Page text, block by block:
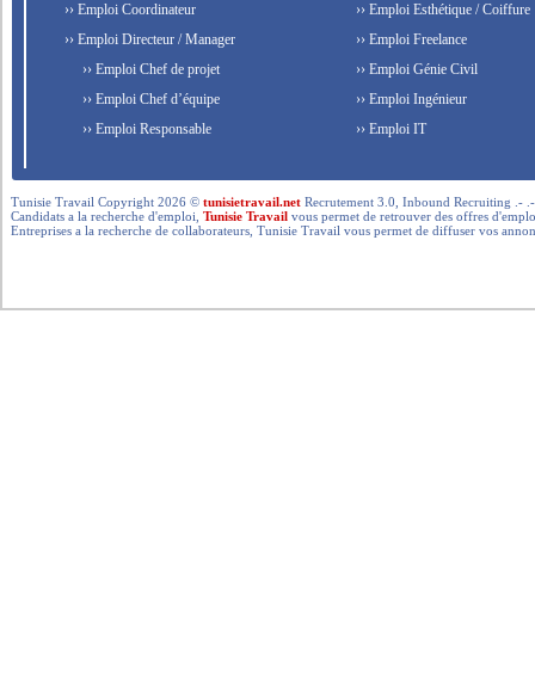
›› Emploi Coordinateur
›› Emploi Directeur / Manager
›› Emploi Chef de projet
›› Emploi Chef d’équipe
›› Emploi Responsable
›› Emploi Esthétique / Coiffure
›› Emploi Freelance
›› Emploi Génie Civil
›› Emploi Ingénieur
›› Emploi IT
Tunisie Travail Copyright 2026 ©tunisietravail.net Recrutement 3.0, Inbound Recruiting .-
Candidats a la recherche d'emploi,Tunisie Travail vous permet de retrouver des offres
Entreprises a la recherche de collaborateurs, Tunisie Travail vous permet de diffuser vos